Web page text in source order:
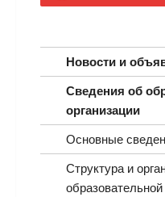
Новости и
Сведения об
организации
Основные
Структура и
образовательной